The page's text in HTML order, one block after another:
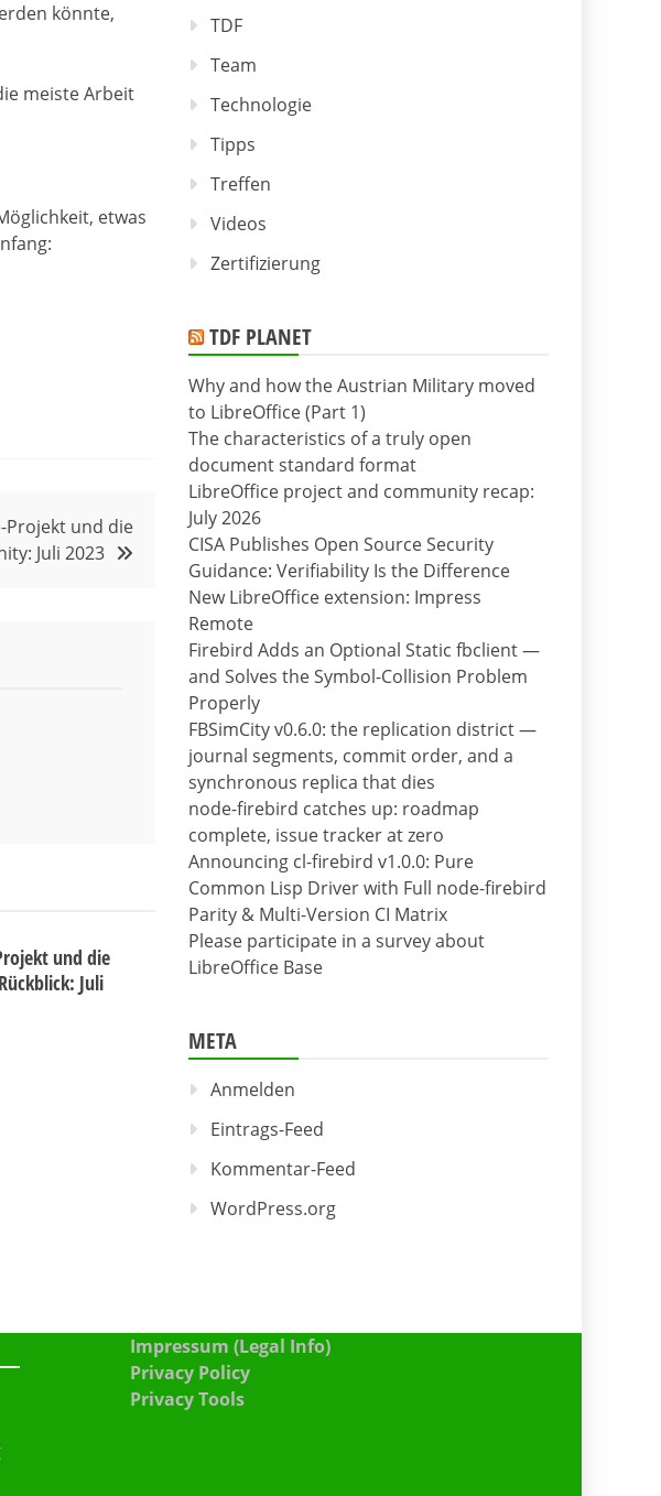
könnte,
meiste Arbeit
etwas
Projekt und die
Juli 2023
und die
Juli
TDF
Team
Technologie
Tipps
Treffen
Videos
Zertifizierung
TDF PLANET
Why and how the Austrian Military moved
to LibreOffice (Part 1)
The characteristics of a truly open
document standard format
LibreOffice project and community recap:
July 2026
CISA Publishes Open Source Security
Guidance: Verifiability Is the Difference
New LibreOffice extension: Impress
Remote
Firebird Adds an Optional Static fbclient —
and Solves the Symbol-Collision Problem
Properly
FBSimCity v0.6.0: the replication district —
journal segments, commit order, and a
synchronous replica that dies
node-firebird catches up: roadmap
complete, issue tracker at zero
Announcing cl-firebird v1.0.0: Pure
Common Lisp Driver with Full node-firebird
Parity & Multi-Version CI Matrix
Please participate in a survey about
LibreOffice Base
META
Anmelden
Eintrags-Feed
Kommentar-Feed
WordPress.org
Impressum (Legal Info)
Privacy Policy
Privacy Tools